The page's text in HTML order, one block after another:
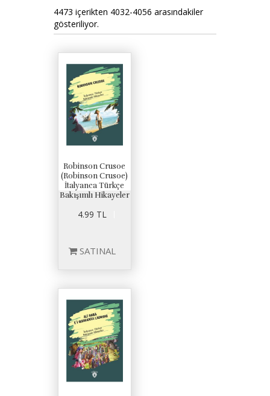
4473 içerikten 4032-4056 arasındakiler
gösteriliyor.
Robinson Crusoe
(Robinson Crusoe)
İtalyanca Türkçe
Bakışımlı Hikayeler
4.99 TL
SATINAL